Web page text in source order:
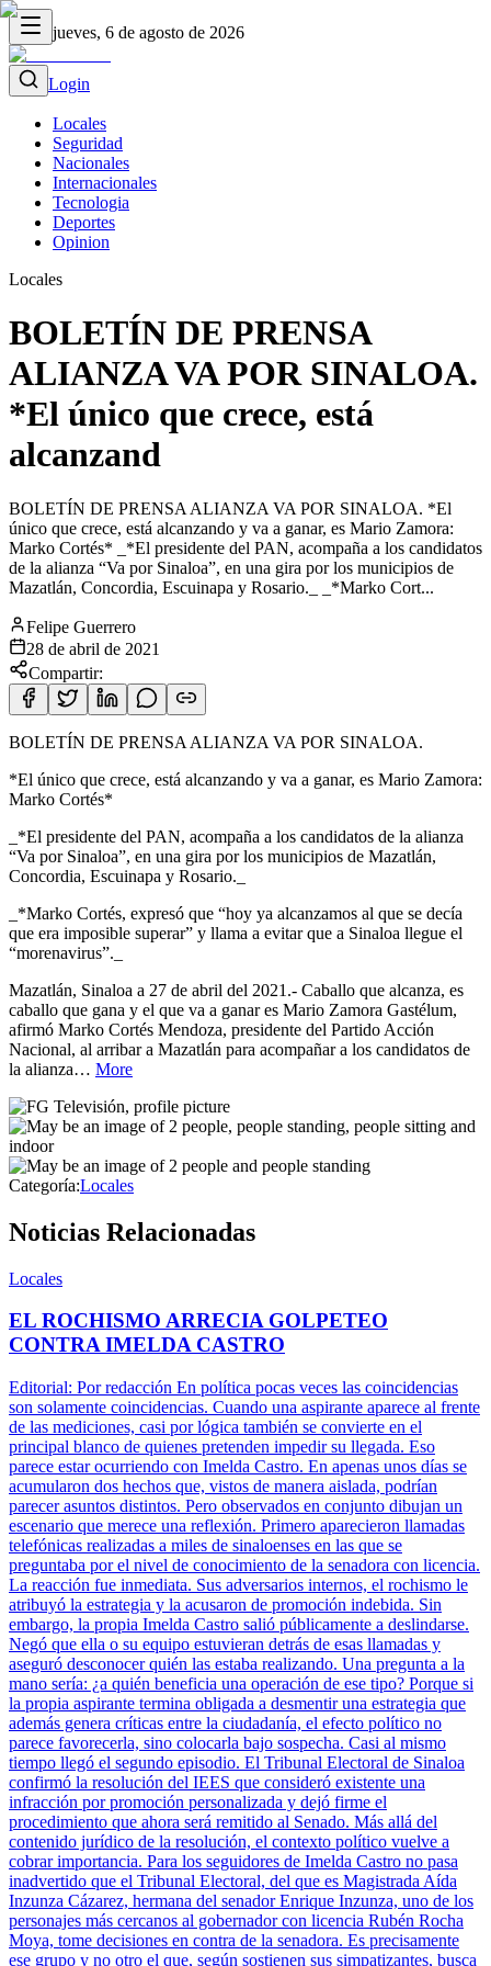
jueves, 6 de agosto de 2026
Login
Locales
Seguridad
Nacionales
Internacionales
Tecnologia
Deportes
Opinion
Locales
BOLETÍN DE PRENSA
ALIANZA VA POR SINALOA.
*El único que crece, está
alcanzand
BOLETÍN DE PRENSA ALIANZA VA POR SINALOA. *El
único que crece, está alcanzando y va a ganar, es Mario Zamora:
Marko Cortés* _*El presidente del PAN, acompaña a los candidatos
de la alianza “Va por Sinaloa”, en una gira por los municipios de
Mazatlán, Concordia, Escuinapa y Rosario._ _*Marko Cort...
Felipe Guerrero
28 de abril de 2021
Compartir:
BOLETÍN DE PRENSA ALIANZA VA POR SINALOA.
*El único que crece, está alcanzando y va a ganar, es Mario Zamora:
Marko Cortés*
_*El presidente del PAN, acompaña a los candidatos de la alianza
“Va por Sinaloa”, en una gira por los municipios de Mazatlán,
Concordia, Escuinapa y Rosario._
_*Marko Cortés, expresó que “hoy ya alcanzamos al que se decía
que era imposible superar” y llama a evitar que a Sinaloa llegue el
“morenavirus”._
Mazatlán, Sinaloa a 27 de abril del 2021.- Caballo que alcanza, es
caballo que gana y el que va a ganar es Mario Zamora Gastélum,
afirmó Marko Cortés Mendoza, presidente del Partido Acción
Nacional, al arribar a Mazatlán para acompañar a los candidatos de
la alianza… More
Categoría:Locales
Noticias Relacionadas
Locales
EL ROCHISMO ARRECIA GOLPETEO
CONTRA IMELDA CASTRO
Editorial: Por redacción En política pocas veces las coincidencias
son solamente coincidencias. Cuando una aspirante aparece al frente
de las mediciones, casi por lógica también se convierte en el
principal blanco de quienes pretenden impedir su llegada. Eso
parece estar ocurriendo con Imelda Castro. En apenas unos días se
acumularon dos hechos que, vistos de manera aislada, podrían
parecer asuntos distintos. Pero observados en conjunto dibujan un
escenario que merece una reflexión. Primero aparecieron llamadas
telefónicas realizadas a miles de sinaloenses en las que se
preguntaba por el nivel de conocimiento de la senadora con licencia.
La reacción fue inmediata. Sus adversarios internos, el rochismo le
atribuyó la estrategia y la acusaron de promoción indebida. Sin
embargo, la propia Imelda Castro salió públicamente a deslindarse.
Negó que ella o su equipo estuvieran detrás de esas llamadas y
aseguró desconocer quién las estaba realizando. Una pregunta a la
mano sería: ¿a quién beneficia una operación de ese tipo? Porque si
la propia aspirante termina obligada a desmentir una estrategia que
además genera críticas entre la ciudadanía, el efecto político no
parece favorecerla, sino colocarla bajo sospecha. Casi al mismo
tiempo llegó el segundo episodio. El Tribunal Electoral de Sinaloa
confirmó la resolución del IEES que consideró existente una
infracción por promoción personalizada y dejó firme el
procedimiento que ahora será remitido al Senado. Más allá del
contenido jurídico de la resolución, el contexto político vuelve a
cobrar importancia. Para los seguidores de Imelda Castro no pasa
inadvertido que el Tribunal Electoral, del que es Magistrada Aída
Inzunza Cázarez, hermana del senador Enrique Inzunza, uno de los
personajes más cercanos al gobernador con licencia Rubén Rocha
Moya, tome decisiones en contra de la senadora. Es precisamente
ese grupo y no otro el que, según sostienen sus simpatizantes, busca